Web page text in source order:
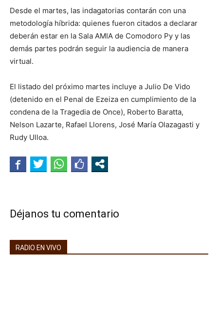
Desde el martes, las indagatorias contarán con una
metodología híbrida: quienes fueron citados a declarar
deberán estar en la Sala AMIA de Comodoro Py y las
demás partes podrán seguir la audiencia de manera
virtual.
El listado del próximo martes incluye a Julio De Vido
(detenido en el Penal de Ezeiza en cumplimiento de la
condena de la Tragedia de Once), Roberto Baratta,
Nelson Lazarte, Rafael Llorens, José María Olazagasti y
Rudy Ulloa.
Déjanos tu comentario
RADIO EN VIVO